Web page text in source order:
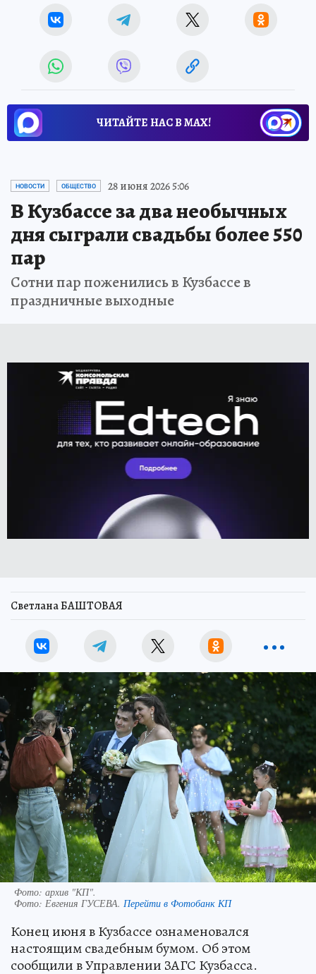
ЧИТАЙТЕ НАС В МАХ!
НОВОСТИ ОБЩЕСТВО 28 июня 2026 5:06
В Кузбассе за два необычных
дня сыграли свадьбы более 550
пар
Сотни пар поженились в Кузбассе в
праздничные выходные
Светлана БАШТОВАЯ
Фото: архив "КП".
Фото: Евгения ГУСЕВА. Перейти в Фотобанк КП
Конец июня в Кузбассе ознаменовался
настоящим свадебным бумом. Об этом
сообщили в Управлении ЗАГС Кузбасса.